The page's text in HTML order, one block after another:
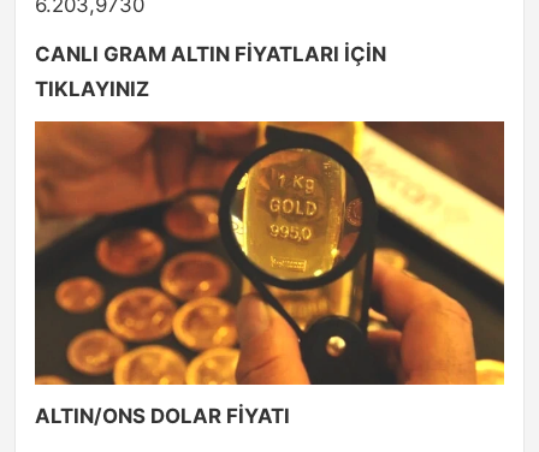
CANLI GRAM ALTIN FİYATLARI İÇİN
TIKLAYINIZ
ALTIN/ONS DOLAR FİYATI